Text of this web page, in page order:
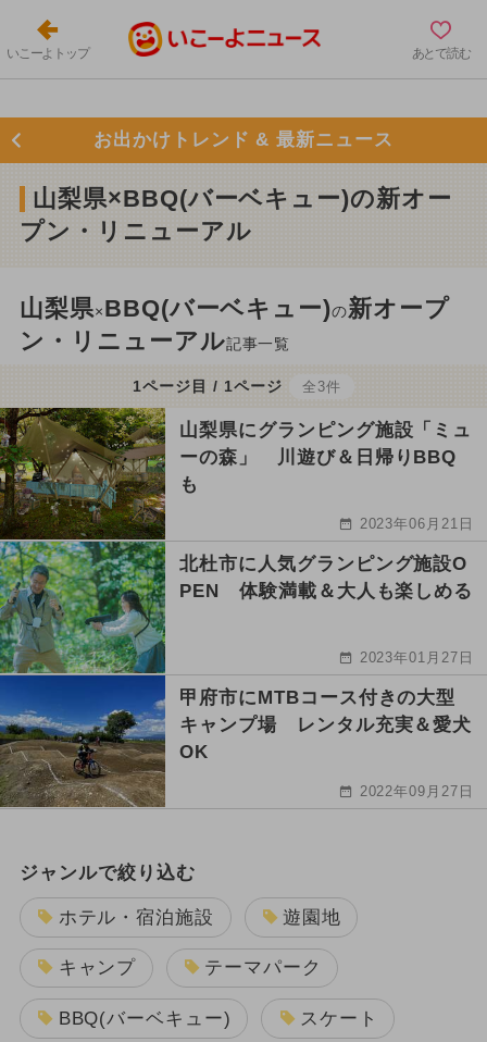
いこーよトップ あとで読む
お出かけトレンド & 最新ニュース
山梨県×BBQ(バーベキュー)の新オー
プン・リニューアル
山梨県× BBQ(バーベキュー)の新オープ
ン・リニューアル記事一覧
1ページ目 / 1ページ 全3件
山梨県にグランピング施設「ミュ
ーの森」 川遊び＆日帰りBBQ
も
2023年06月21日
北杜市に人気グランピング施設O
PEN 体験満載＆大人も楽しめる
2023年01月27日
甲府市にMTBコース付きの大型
キャンプ場 レンタル充実＆愛犬
OK
2022年09月27日
ジャンルで絞り込む
ホテル・宿泊施設 遊園地
キャンプ テーマパーク
BBQ(バーベキュー) スケート